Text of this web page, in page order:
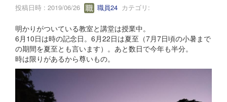
投稿日時 : 2019/06/26 職員24 カテゴリ:
明かりがついている教室と講堂は授業中。
6月10日は時の記念日。6月22日は夏至（7月7日頃の小暑まで
の期間を夏至とも言います）。あと数日で今年も半分。
時は限りがあるから尊いもの。